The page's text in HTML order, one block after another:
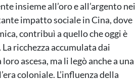
insieme all’oro e all’argento nei
impatto sociale in Cina, dove
contribuì a quello che oggi è
ricchezza accumulata dai
ascesa, ma li legò anche a una
coloniale. L’influenza della